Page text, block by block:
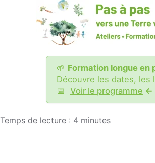
Passer
principal
🌱 Formation longue
Découvre les dates, les
📅 Voir le programme
Temps de lecture : 4 minutes